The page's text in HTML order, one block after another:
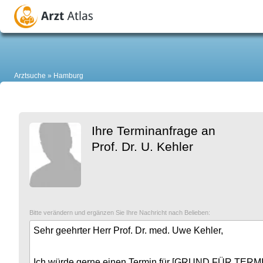
Arztsuche Hamburg
Ihre Terminanfrage an
Prof. Dr. U. Kehler
Bitte verändern und ergänzen Sie Ihre Nachricht nach Belieben: